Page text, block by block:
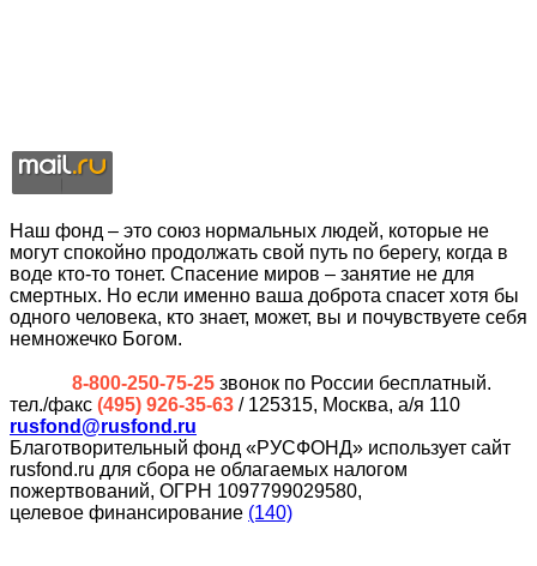
Наш фонд – это союз нормальных людей, которые не
могут спокойно продолжать свой путь по берегу, когда в
воде кто-то тонет. Спасение миров – занятие не для
смертных. Но если именно ваша доброта спасет хотя бы
одного человека, кто знает, может, вы и почувствуете себя
немножечко Богом.
8-800-250-75-25 звонок по России бесплатный.
тел./факс (495) 926-35-63 / 125315, Москва, а/я 110
rusfond@rusfond.ru
Благотворительный фонд «РУСФОНД» использует сайт
rusfond.ru для сбора не облагаемых налогом
пожертвований, ОГРН 1097799029580,
целевое финансирование (140)